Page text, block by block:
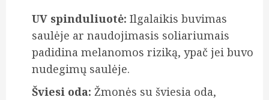
UV spinduliuotė: Ilgalaikis buvimas
saulėje ar naudojimasis soliariumais
padidina melanomos riziką, ypač jei buvo
nudegimų saulėje.
Šviesi oda: Žmonės su šviesia oda,